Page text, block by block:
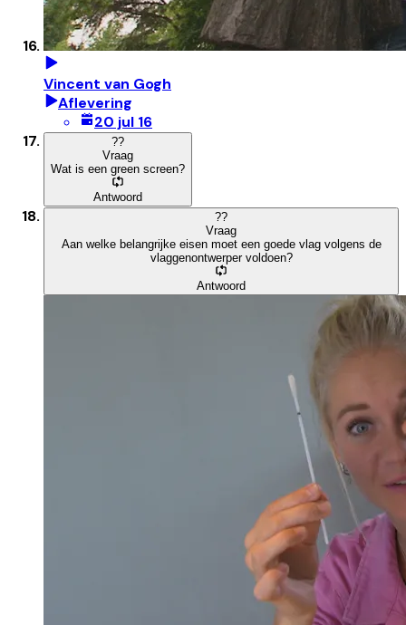
Vincent van Gogh
Aflevering
20 jul 16
??
Vraag
Wat is een green screen?
Antwoord
??
Vraag
Aan welke belangrijke eisen moet een goede vlag volgens de
vlaggenontwerper voldoen?
Antwoord